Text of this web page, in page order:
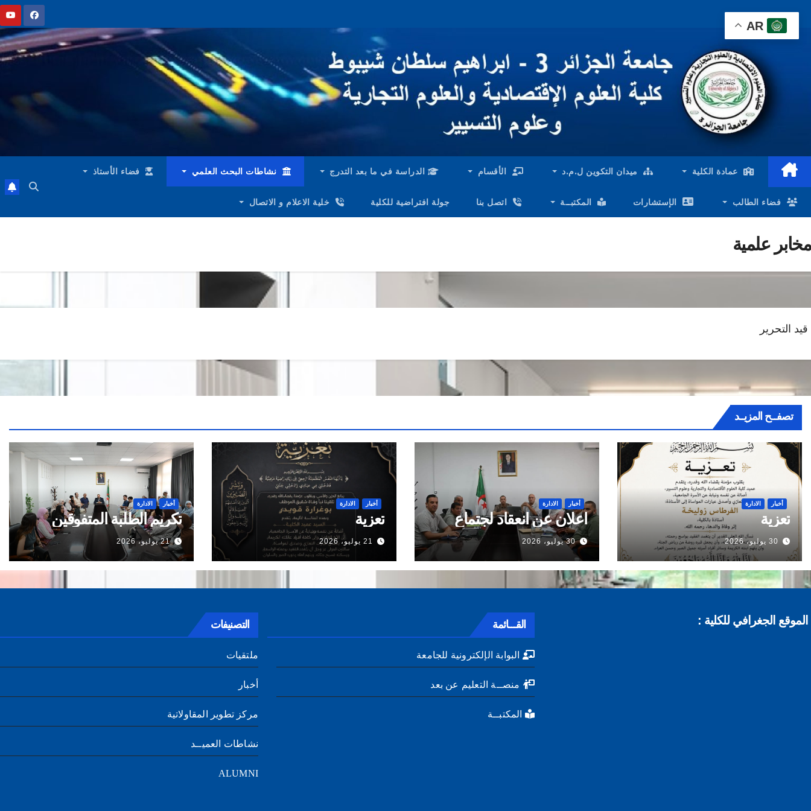
عمادة الكلية ميدان التكوين ل.م.د الأقسام الدراسة في ما بعد التدرج نشاطات البحث العلمي فضاء الأستاذ
فضاء الطالب الإستشارات المكتبــة اتصل بنا جولة افتراضية للكلية خلية الاعلام و الاتصال
مخابر علمية
قيد التحرير
تصفــح المزيــد
أخبار الادارة
تعزية
30 يوليو، 2026
أخبار الادارة
اعلان عن انعقاد لجتماع
30 يوليو، 2026
أخبار الادارة
تعزية
21 يوليو، 2026
أخبار الادارة
تكريم الطلبة المتفوقين
21 يوليو، 2026
الموقع الجغرافي للكلية : القـــائمة
البوابة الإلكترونية للجامعة
منصــة التعليم عن بعد
المكتبــة
التصنيفات
ملتقيات
أخبار
مركز تطوير المقاولاتية
نشاطات العميــد
ALUMNI
AR